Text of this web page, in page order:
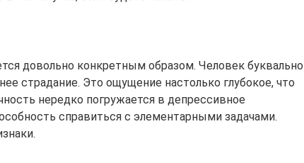
довольно конкретным образом. Человек буквально
страдание. Это ощущение настолько глубокое, что
нередко погружается в депрессивное
справиться с элементарными задачами.